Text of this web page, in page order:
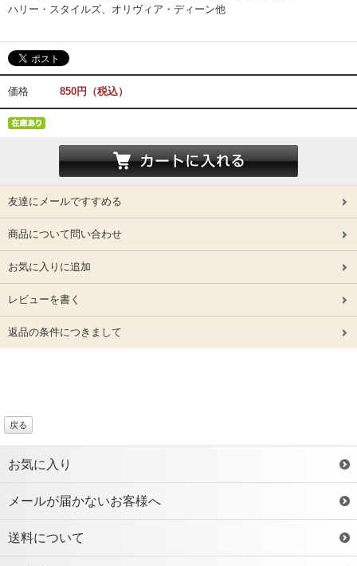
ハリー・スタイルズ、オリヴィア・ディーン他
価格 850円（税込）
友達にメールですすめる
商品について問い合わせ
お気に入りに追加
レビューを書く
返品の条件につきまして
戻る
お気に入り
メールが届かないお客様へ
送料について